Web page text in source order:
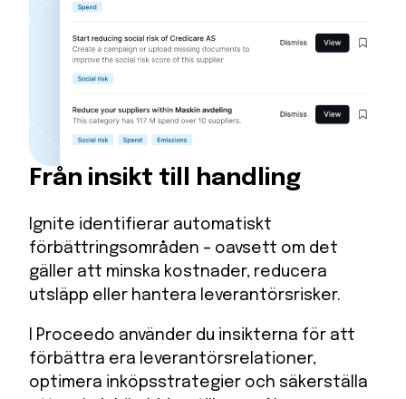
Från insikt till handling
Ignite identifierar automatiskt
förbättringsområden – oavsett om det
gäller att minska kostnader, reducera
utsläpp eller hantera leverantörsrisker.
I Proceedo använder du insikterna för att
förbättra era leverantörsrelationer,
optimera inköpsstrategier och säkerställa